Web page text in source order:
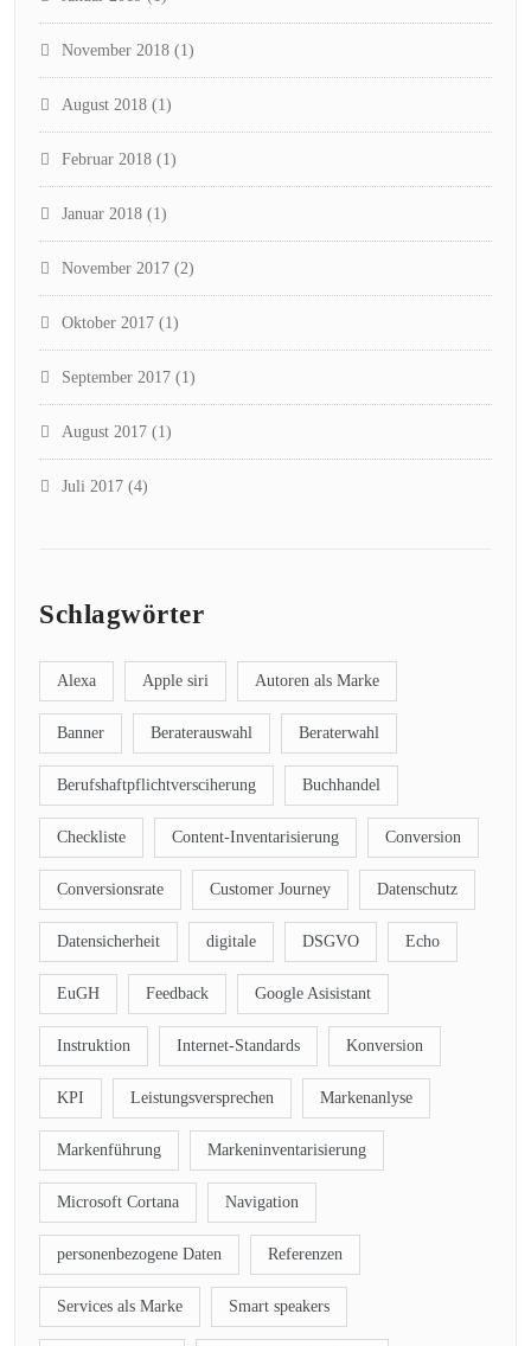
November 2018 (1)
August 2018 (1)
Februar 2018 (1)
Januar 2018 (1)
November 2017 (2)
Oktober 2017 (1)
September 2017 (1)
August 2017 (1)
Juli 2017 (4)
Schlagwörter
Alexa Apple siri Autoren als Marke
Banner Beraterauswahl Beraterwahl
Berufshaftpflichtversciherung Buchhandel
Checkliste Content-Inventarisierung Conversion
Conversionsrate Customer Journey Datenschutz
Datensicherheit digitale DSGVO Echo
EuGH Feedback Google Asisistant
Instruktion Internet-Standards Konversion
KPI Leistungsversprechen Markenanlyse
Markenführung Markeninventarisierung
Microsoft Cortana Navigation
personenbezogene Daten Referenzen
Services als Marke Smart speakers